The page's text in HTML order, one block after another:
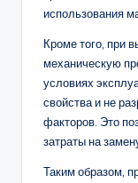
использования
Кроме того, при
механическую
условиях
свойства и не
факторов. Это
затраты на
Таким образом,